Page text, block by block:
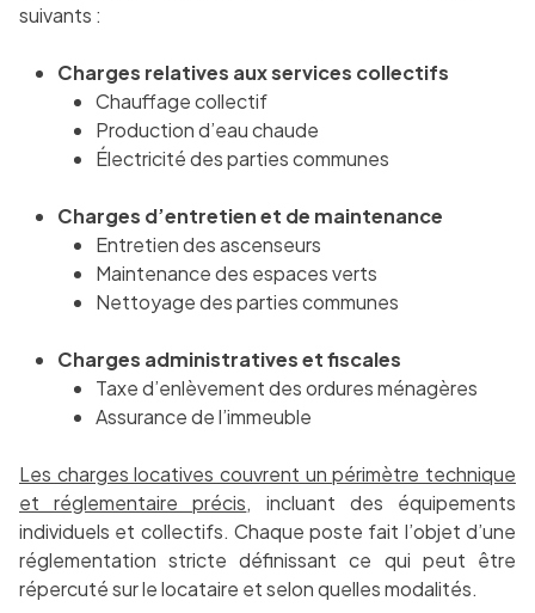
suivants :
Charges relatives aux services collectifs
Chauffage collectif
Production d’eau chaude
Électricité des parties communes
Charges d’entretien et de maintenance
Entretien des ascenseurs
Maintenance des espaces verts
Nettoyage des parties communes
Charges administratives et fiscales
Taxe d’enlèvement des ordures ménagères
Assurance de l’immeuble
Les charges locatives couvrent un périmètre technique
et réglementaire précis, incluant des équipements
individuels et collectifs. Chaque poste fait l’objet d’une
réglementation stricte définissant ce qui peut être
répercuté sur le locataire et selon quelles modalités.